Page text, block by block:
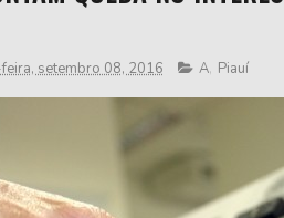
setembro 08, 2016 A, Piauí